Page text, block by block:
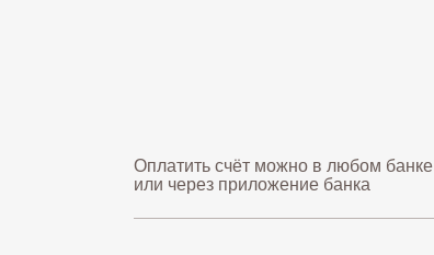
Оплатить счёт можно в любом банке
или через приложение банка